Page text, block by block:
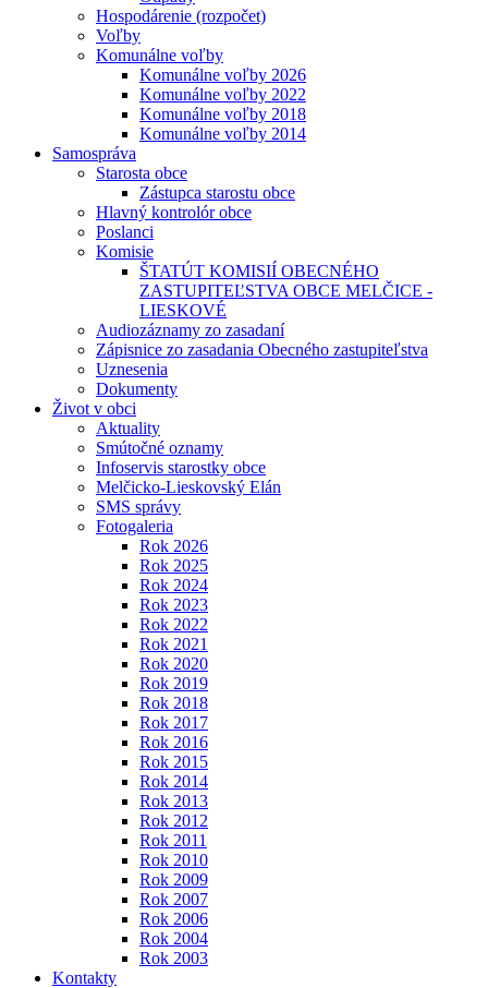
Hospodárenie (rozpočet)
Voľby
Komunálne voľby
Komunálne voľby 2026
Komunálne voľby 2022
Komunálne voľby 2018
Komunálne voľby 2014
Samospráva
Starosta obce
Zástupca starostu obce
Hlavný kontrolór obce
Poslanci
Komisie
ŠTATÚT KOMISIÍ OBECNÉHO
ZASTUPITEĽSTVA OBCE MELČICE -
LIESKOVÉ
Audiozáznamy zo zasadaní
Zápisnice zo zasadania Obecného zastupiteľstva
Uznesenia
Dokumenty
Život v obci
Aktuality
Smútočné oznamy
Infoservis starostky obce
Melčicko-Lieskovský Elán
SMS správy
Fotogaleria
Rok 2026
Rok 2025
Rok 2024
Rok 2023
Rok 2022
Rok 2021
Rok 2020
Rok 2019
Rok 2018
Rok 2017
Rok 2016
Rok 2015
Rok 2014
Rok 2013
Rok 2012
Rok 2011
Rok 2010
Rok 2009
Rok 2007
Rok 2006
Rok 2004
Rok 2003
Kontakty